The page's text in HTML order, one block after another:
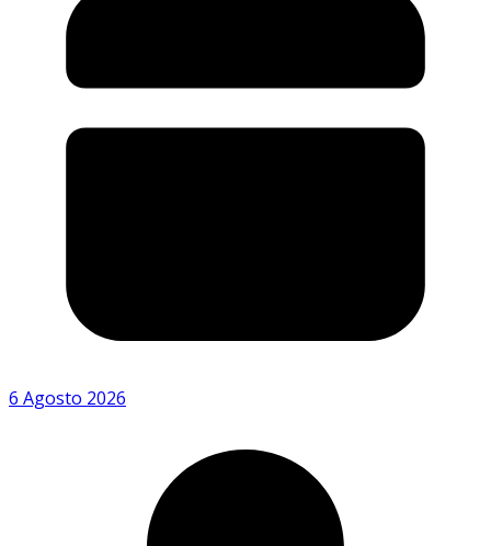
6 Agosto 2026